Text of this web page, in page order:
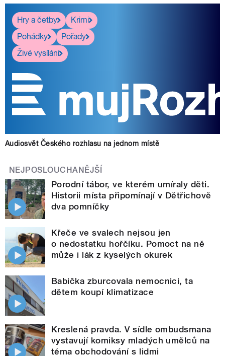
Hry a četby
Krimi
Pohádky
Pořady
Živé vysílání
Audiosvět Českého rozhlasu na jednom místě
NEJPOSLOUCHANĚJŠÍ
Porodní tábor, ve kterém umíraly děti.
Historii místa připomínají v Dětřichově
dva pomníčky
Křeče ve svalech nejsou jen
o nedostatku hořčíku. Pomoct na ně
může i lák z kyselých okurek
Babička zburcovala nemocnici, ta
dětem koupí klimatizace
Kreslená pravda. V sídle ombudsmana
vystavují komiksy mladých umělců na
téma obchodování s lidmi